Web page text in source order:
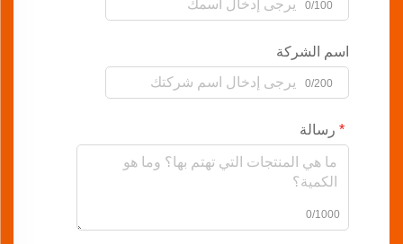
0/100
اسم الشركة
0/200
رسالة
0/1000